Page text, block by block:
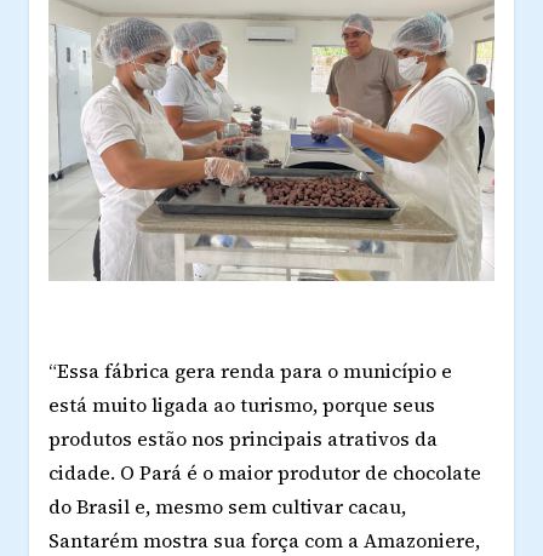
“Essa fábrica gera renda para o município e
está muito ligada ao turismo, porque seus
produtos estão nos principais atrativos da
cidade. O Pará é o maior produtor de chocolate
do Brasil e, mesmo sem cultivar cacau,
Santarém mostra sua força com a Amazoniere,